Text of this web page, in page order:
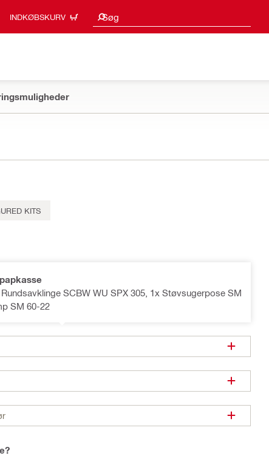
INDKØBSKURV Søg
Søgeresultater
KITS
SCBW WU SPX 305, 1x Støvsugerpose SM
SM 60-22